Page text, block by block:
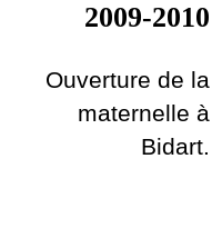
2009-2010
Ouverture de la
maternelle à
Bidart.